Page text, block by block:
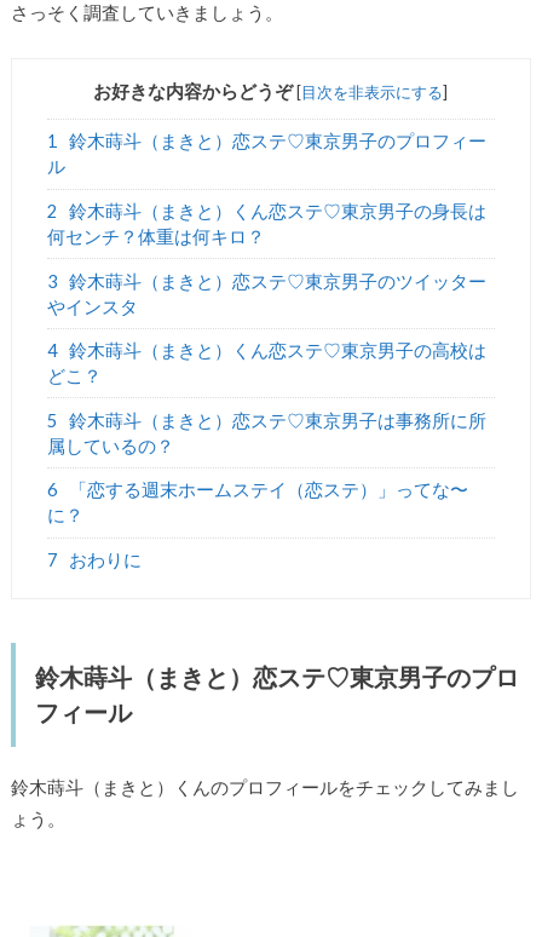
さっそく調査していきましょう。
お好きな内容からどうぞ [目次を非表示にする]
1 鈴木蒔斗（まきと）恋ステ♡東京男子のプロフィー
ル
2
鈴木蒔斗（まきと）くん恋ステ♡東京男子の身長は
何センチ？体重は何キロ？
3 鈴木蒔斗（まきと）恋ステ♡東京男子のツイッター
やインスタ
4 鈴木蒔斗（まきと）くん恋ステ♡東京男子の高校は
どこ？
5
鈴木蒔斗（まきと）恋ステ♡東京男子は事務所に所
属しているの？
6
「恋する週末ホームステイ（恋ステ）」ってな〜
に？
7 おわりに
鈴木蒔斗（まきと）恋ステ♡東京男子のプロ
フィール
鈴木蒔斗（まきと）くんのプロフィールをチェックしてみまし
ょう。